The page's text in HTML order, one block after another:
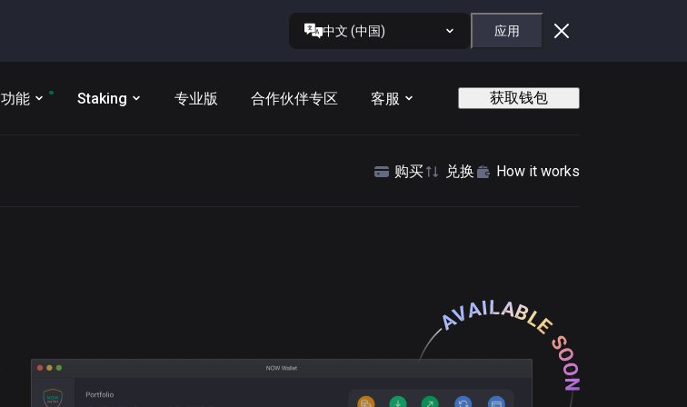
中文 (中国) 应用
功能 Staking 专业版 合作伙伴专区 客服 获取钱包
购买 兑换 How it works